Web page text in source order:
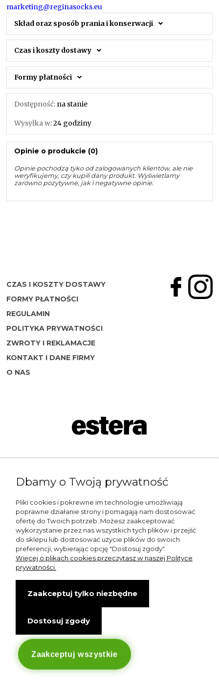
marketing@reginasocks.eu
Skład oraz sposób prania i konserwacji
Czas i koszty dostawy
Formy płatności
Dostępność: na stanie
Wysyłka w:24 godziny
Opinie o produkcie (0)
Opinie pochodzą tyko od zalogowanych klientów, ale nie
weryfikujemy, czy kupili dany produkt. Wyświetlamy
zarówno pozytywne, jak i negatywne opinie.
CZAS I KOSZTY DOSTAWY
FORMY PŁATNOŚCI
REGULAMIN
POLITYKA PRYWATNOŚCI
ZWROTY I REKLAMACJE
KONTAKT I DANE FIRMY
O NAS
shop@esterashop.com
+48 785 709 330
ESTERA
Otolice 68
99-400 Łowicz
Wskazówki dojazdu
NIP: 8341003819
Copyright © Estera. Wszelkie prawa zastrzeżone.
Managed byDigitalCraft Solutions
Dbamy o Twoją prywatność
Pliki cookies i pokrewne im technologie umożliwiają
poprawne działanie strony i pomagają nam dostosować
ofertę do Twoich potrzeb. Możesz zaakceptować
wykorzystanie przez nas wszystkich tych plików i przejść
do sklepu lub dostosować użycie plików do swoich
preferencji, wybierając opcję "Dostosuj zgody".
Więcej o plikach cookies przeczytasz w naszej Polityce
prywatności.
Zaakceptuj tylko niezbędne
Dostosuj zgody
Zaakceptuj wszystkie